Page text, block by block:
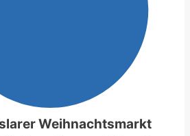
Weihnachtsmarkt